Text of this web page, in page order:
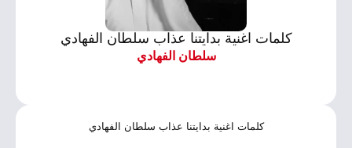
كلمات اغنية بدايتنا عذاب سلطان الفهادي
سلطان الفهادي
كلمات اغنية بدايتنا عذاب سلطان الفهادي